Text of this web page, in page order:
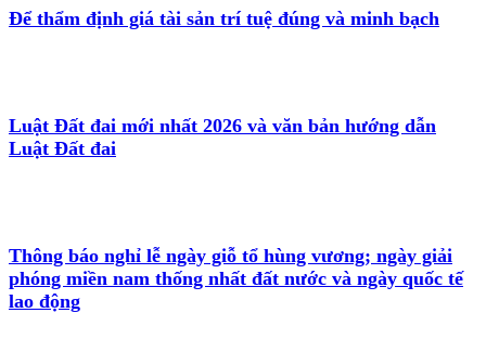
Để thẩm định giá tài sản trí tuệ đúng và minh bạch
Luật Đất đai mới nhất 2026 và văn bản hướng dẫn
Luật Đất đai
Thông báo nghỉ lễ ngày giỗ tổ hùng vương; ngày giải
phóng miền nam thống nhất đất nước và ngày quốc tế
lao động